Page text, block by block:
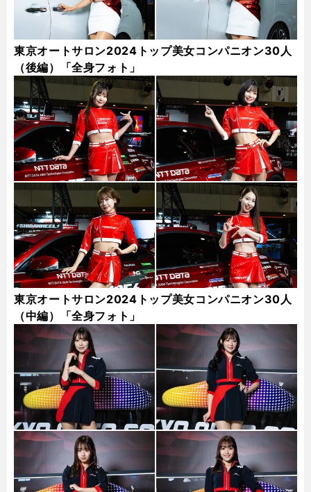
東京オートサロン2024トップ美女コンパニオン30人
（後編）「全身フォト」
東京オートサロン2024トップ美女コンパニオン30人
（中編）「全身フォト」